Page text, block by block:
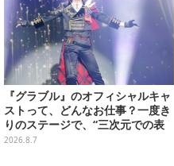
『グラブル』のオフィシャルキャ
ストって、どんなお仕事？一度き
りのステージで、“三次元での表
現”に全力を懸けるキャスト陣の
2026.8.7